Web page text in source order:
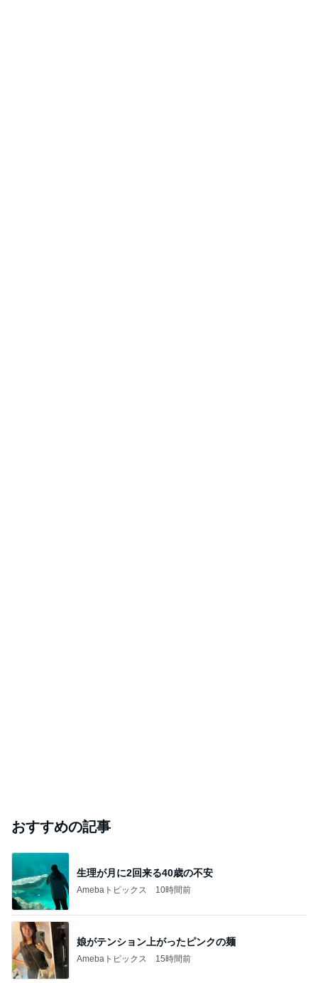
おすすめの記事
生理が月に2回来る40歳の不安
Amebaトピックス 10時間前
娘がテンション上がったピンクの麺
Amebaトピックス 15時間前